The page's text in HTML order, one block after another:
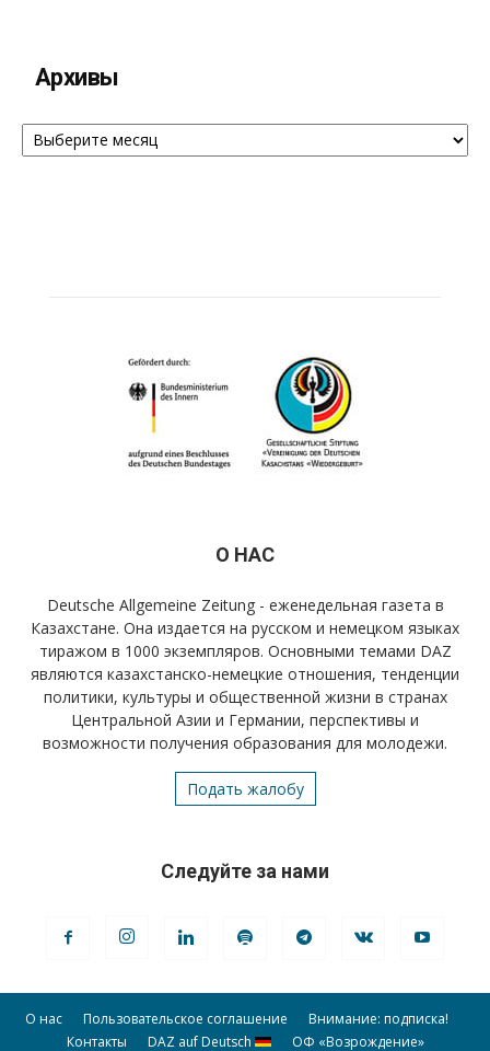
Архивы
Архивы
О НАС
Deutsche Allgemeine Zeitung - еженедельная газета в
Казахстане. Она издается на русском и немецком языках
тиражом в 1000 экземпляров. Основными темами DAZ
являются казахстанско-немецкие отношения, тенденции
политики, культуры и общественной жизни в странах
Центральной Азии и Германии, перспективы и
возможности получения образования для молодежи.
Подать жалобу
Следуйте за нами
О нас Пользовательское соглашение
Внимание: подписка!
Контакты
DAZ auf Deutsch ОФ «Возрождение»